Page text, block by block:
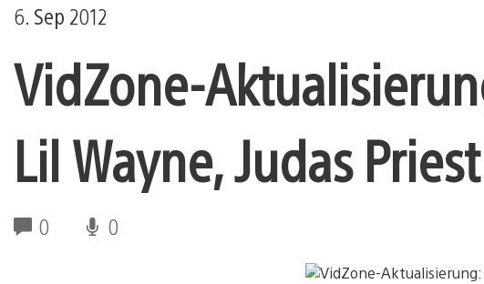
6. Sep 2012
VidZone-
Lil Wayne, Judas
0 0